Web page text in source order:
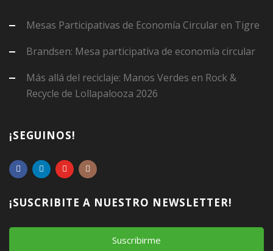
Mesas Participativas de Economía Circular en Tigre
Brandsen: Mesa participativa de economía circular
Más allá del reciclaje: Manos Verdes en Rock &
Recycle de Lollapalooza 2026
¡SEGUINOS!
¡SUSCRIBITE A NUESTRO NEWSLETTER!
Suscribirme